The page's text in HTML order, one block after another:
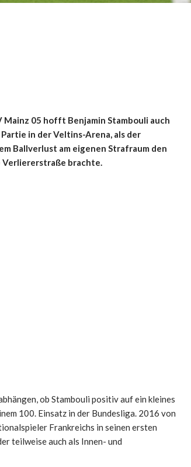
Mainz 05 hofft Benjamin Stambouli auch
in der Veltins-Arena, als der
Ballverlust am eigenen Strafraum den
Verliererstraße brachte.
ob Stambouli positiv auf ein kleines
100. Einsatz in der Bundesliga. 2016 von
Frankreichs in seinen ersten
teilweise auch als Innen- und